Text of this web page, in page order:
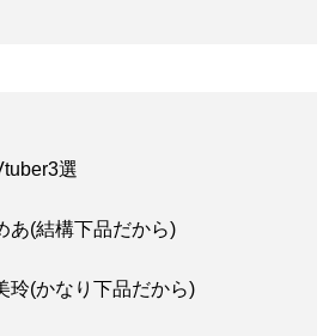
選
あ(結構下品だから)
玲(かなり下品だから)